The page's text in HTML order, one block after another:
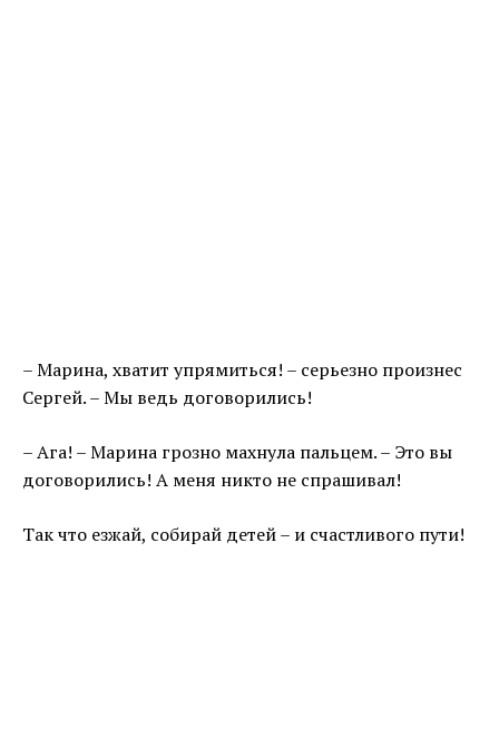
– Марина, хватит упрямиться! – серьезно произнес
Сергей. – Мы ведь договорились!
– Ага! – Марина грозно махнула пальцем. – Это вы
договорились! А меня никто не спрашивал!
Так что езжай, собирай детей – и счастливого пути!